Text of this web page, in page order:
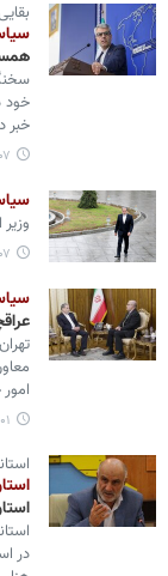
خود
خبر